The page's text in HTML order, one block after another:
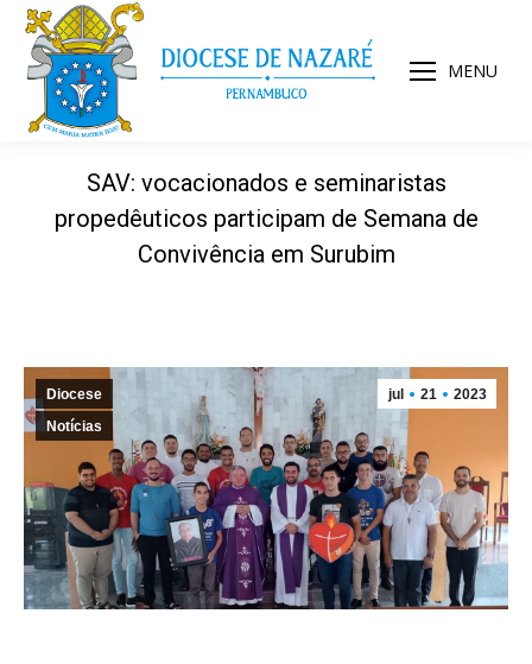
MENU
SAV: vocacionados e seminaristas
propedêuticos participam de Semana de
Convivência em Surubim
jul 21 2023
Diocese
Notícias